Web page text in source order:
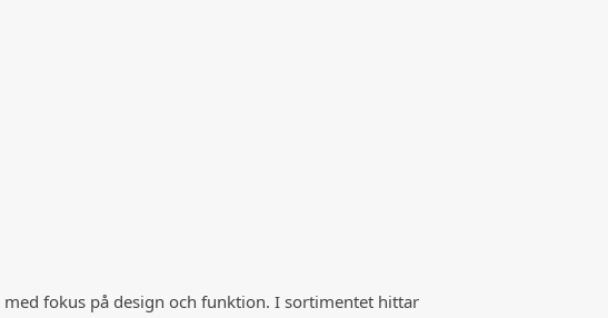
med fokus på design och funktion. I sortimentet hittar